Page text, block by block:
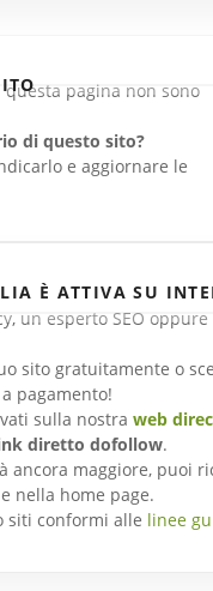
pagina non sono
di questo sito?
e aggiornare le
È ATTIVA SU
un esperto SEO oppure
sito gratuitamente o
pagamento!
sulla nostra web
diretto dofollow.
ancora maggiore, puoi
nella home page.
siti conformi alle linee